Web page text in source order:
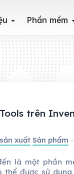
Phần mềm
trên
xuất Sản phẩm
là một phần
thể được sử